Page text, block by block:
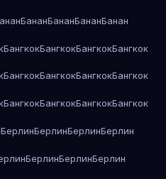
БананБананБананБанан
БангкокБангкокБангкокБангкок
БангкокБангкокБангкокБангкок
БангкокБангкокБангкокБангкок
БерлинБерлинБерлинБерлин
БерлинБерлинБерлин